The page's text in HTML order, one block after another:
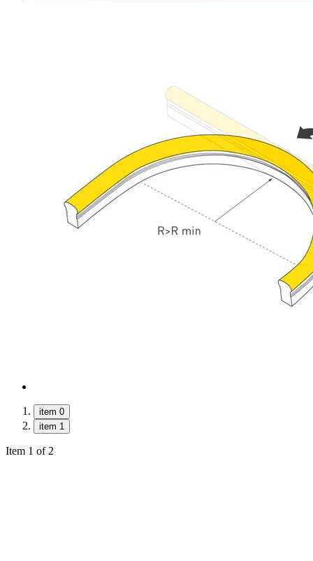
item 0
item 1
Item 1 of 2